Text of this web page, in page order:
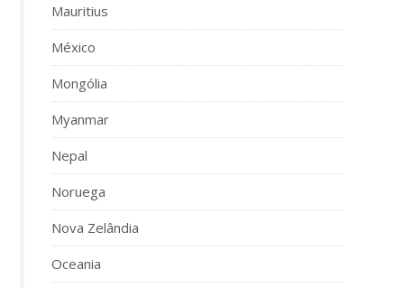
Mauritius
México
Mongólia
Myanmar
Nepal
Noruega
Nova Zelândia
Oceania